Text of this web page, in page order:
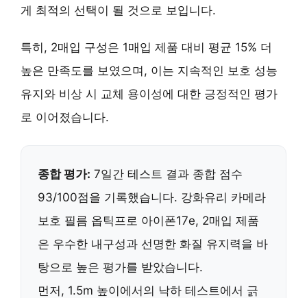
게 최적의 선택이 될 것으로 보입니다.
특히, 2매입 구성은 1매입 제품 대비 평균 15% 더
높은 만족도를 보였으며, 이는 지속적인 보호 성능
유지와 비상 시 교체 용이성에 대한 긍정적인 평가
로 이어졌습니다.
종합 평가: 7일간 테스트 결과 종합 점수
93/100점을 기록했습니다. 강화유리 카메라
보호 필름 옵틱프로 아이폰17e, 2매입 제품
은 우수한 내구성과 선명한 화질 유지력을 바
탕으로 높은 평가를 받았습니다.
먼저, 1.5m 높이에서의 낙하 테스트에서 긁